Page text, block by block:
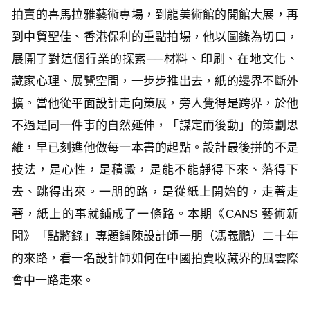
拍賣的喜馬拉雅藝術專場，到龍美術館的開館大展，再
到中貿聖佳、香港保利的重點拍場，他以圖錄為切口，
展開了對這個行業的探索──材料、印刷、在地文化、
藏家心理、展覽空間，一步步推出去，紙的邊界不斷外
擴。當他從平面設計走向策展，旁人覺得是跨界，於他
不過是同一件事的自然延伸，「謀定而後動」的策劃思
維，早已刻進他做每一本書的起點。設計最後拼的不是
技法，是心性，是積澱，是能不能靜得下來、落得下
去、跳得出來。一朋的路，是從紙上開始的，走著走
著，紙上的事就鋪成了一條路。本期《CANS 藝術新
聞》「點將錄」專題鋪陳設計師一朋（馮義鵬）二十年
的來路，看一名設計師如何在中國拍賣收藏界的風雲際
會中一路走來。